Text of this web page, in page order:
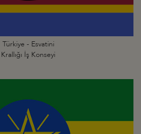
Türkiye - Esvatini
Krallığı İş Konseyi